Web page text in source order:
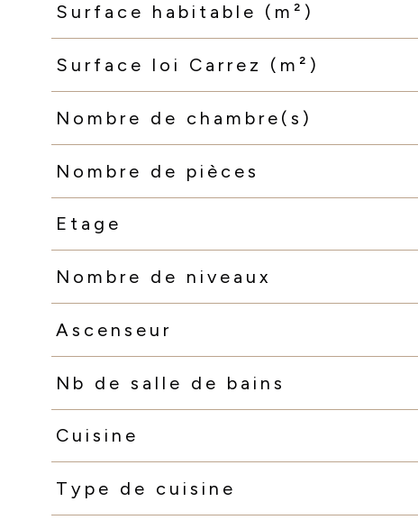
Surface habitable (m²)
Surface loi Carrez (m²)
Nombre de chambre(s)
Nombre de pièces
Etage
Nombre de niveaux
Ascenseur
Nb de salle de bains
Cuisine
Type de cuisine